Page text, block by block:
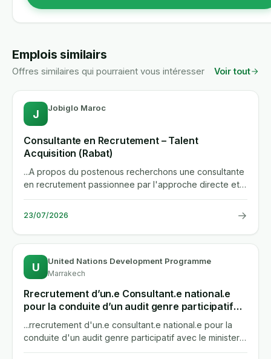
Emplois similairs
Offres similaires qui pourraient vous intéresser Voir tout
J Jobiglo Maroc
Consultante en Recrutement – Talent
Acquisition (Rabat)
...A propos du postenous recherchons une consultante
en recrutement passionnee par l'approche directe et
l'identification...
23/07/2026 →
U United Nations Development Programme
Marrakech
Rrecrutement d’un.e Consultant.e national.e
pour la conduite d’un audit genre participatif
avec le Ministère de Jeunesse, de la Culture et
de la Communication au Maroc
...rrecrutement d'un.e consultant.e national.e pour la
conduite d'un audit genre participatif avec le ministere
de...